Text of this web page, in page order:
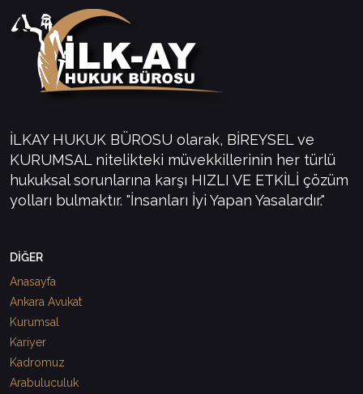
İLKAY HUKUK BÜROSU olarak, BİREYSEL ve
KURUMSAL nitelikteki müvekkillerinin her türlü
hukuksal sorunlarına karşı HIZLI VE ETKİLİ çözüm
yolları bulmaktır. "İnsanları İyi Yapan Yasalardır."
DİĞER
Anasayfa
Ankara Avukat
Kurumsal
Kariyer
Kadromuz
Arabuluculuk